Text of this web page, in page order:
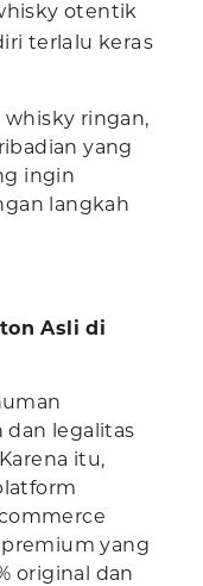
otentik
terlalu keras
ringan,
yang
ingin
langkah
Asli di
dan legalitas
itu,
yang
original dan